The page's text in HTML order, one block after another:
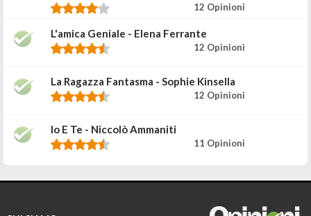
12 Opinioni
L'amica Geniale - Elena Ferrante
12 Opinioni
La Ragazza Fantasma - Sophie Kinsella
12 Opinioni
Io E Te - Niccolò Ammaniti
11 Opinioni